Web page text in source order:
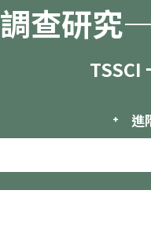
調查研究
TSSCI
進